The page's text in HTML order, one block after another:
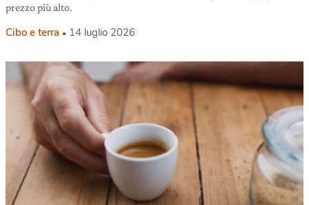
prezzo più alto.
Cibo e terra 14 luglio 2026